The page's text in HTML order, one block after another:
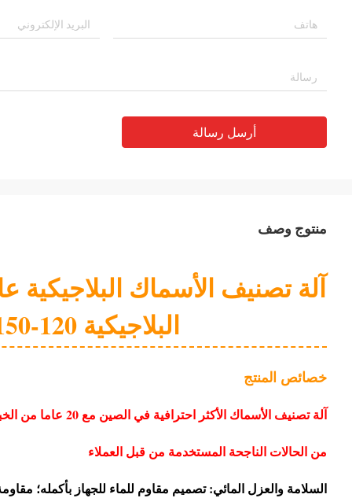
أرسل رسالة
منتوج وصف
آلة تصنيف الأسماك
البلاجيكية 120-150 قطعة / دقيقة
خصائص المنتج
آلة تصنيف الأسماك
من الحالات الناجحة المستخدمة من قبل العملاء
السلامة والعزل المائي: تصميم مقاوم للماء للجهاز بأكمله؛